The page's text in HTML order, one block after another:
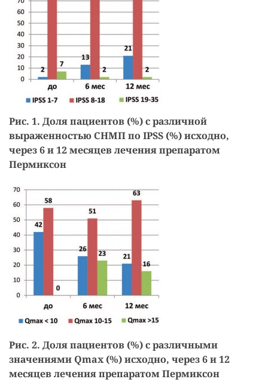
Рис. 1. Доля пациентов (%) с различной
выраженностью СНМП по IPSS (%) исходно,
через 6 и 12 месяцев лечения препаратом
Пермиксон
Рис. 2. Доля пациентов (%) с различными
значениями Qmax (%) исходно, через 6 и 12
месяцев лечения препаратом Пермиксон